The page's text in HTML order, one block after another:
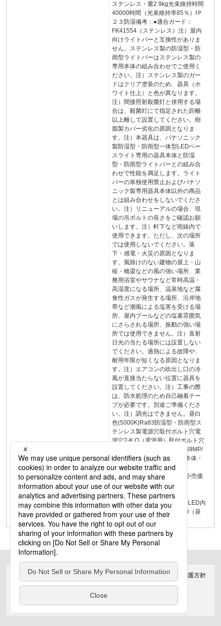
ステンレス・重2.9kg光束維持時間
40000時間（光束維持率85％）IＰ
２３防湿備考：●適合ガード：
FK41554（ステンレス）注）屋内
向けライトバーと互換性がありま
せん。ステンレス製の防湿型・防
雨型ライトバーはステンレス製の
専用本体の組み合わせでご使用く
ださい。注）ステンレス製のガー
ドはクリア塗装のため、器具（ホ
ワイト仕上）と色が異なります。
注）間接照射殺菌灯と併用する場
合は、殺菌灯にて指定された距離
以上離して設置してください。樹
脂製カバー劣化の原因となりま
す。注）本器具は、パナソニック
製防湿型・防雨型一体型LEDベー
スライト専用の器具本体と防湿
型・防雨型ライトバーとの組み合
わせで性能を満足します。ライト
バーの単独使用禁止およびパナソ
ニック製専用器具本体以外の商品
とは組み合わせをしないでくださ
い。注）リニューアルの場合、現
場の吊ボルトの長さをご確認お願
いします。注）軒下など雨線内で
使用できます。ただし、次の場所
では使用しないでください。落
下・感電・火災の原因となりま
す。風除けのない建物の屋上・山
稜・橋梁などの風の強い場所、業
務用浴室やサウナなど常時高温・
高湿度になる場所、温泉地など腐
食性ガスが発生する場所、沿岸地
帯など潮風による塩害を受ける場
所、屋内プールなどの塩素雰囲気
にさらされる場所、振動の強い場
所では使用できません。注）直射
日光の当たる場所には設置しない
でください。過熱による故障や、
耐用年限が短くなる原因となりま
す。注）エアコンの吹出し口の冷
風が直接当たらない位置に器具を
設置してください。注）工事の際
は、防水処理のため自己融着テー
プが必要です。別途ご準備くださ
い。注）調光はできません。昼白
色(5000K)Ra83防湿型・防雨型ス
テンレス製電源穴取付ボルト穴電
源穴2-K.O（電源用）取付ボルト穴
1504586800600621250LSS9MP/
RP-4-30直付XLW433AENZ本体・
NNWK41165＋ライトバー・
NNW4311ENZLE9LE9希望小売価
格85,900円（税抜）
27（3040lm・20.6W・
147.5lm/W）LED富士型器具LED内
蔵／電源ユニット内蔵／LED（昼
白色））（
サイトのご利用にあたって クッキーポリシー 個人情報保護方針
電気・建築設備（ビジネス）
© Panasonic Electric Works Co., Ltd.